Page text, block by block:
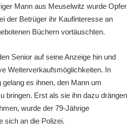
Mann aus Meuselwitz wurde Opfer
der Betrüger ihr Kaufinteresse an
Büchern vortäuschten.
Senior auf seine Anzeige hin und
Weiterverkaufsmöglichkeiten. In
es ihnen, den Mann um
bringen. Erst als sie ihn dazu drängen
wurde der 79-Jährige
sich an die Polizei.